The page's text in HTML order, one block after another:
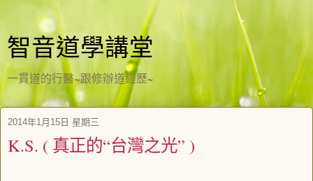
智音道學講堂
一貫道的行醫~跟修辦道經歷~
2014年1月15日 星期三
K.S. ( 真正的“台灣之光” )